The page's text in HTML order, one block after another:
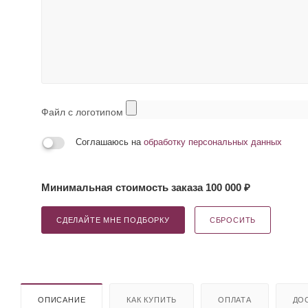
Файл с логотипом
Соглашаюсь на обработку персональных данных
Минимальная стоимость заказа 100 000 ₽
СДЕЛАЙТЕ МНЕ ПОДБОРКУ СБРОСИТЬ
ОПИСАНИЕ КАК КУПИТЬ ОПЛАТА